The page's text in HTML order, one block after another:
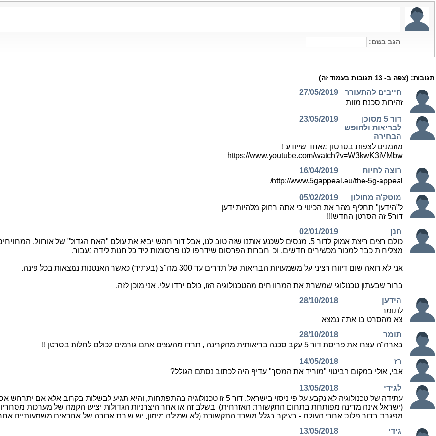
הגב בשם:
תגובות: (צפה ב- 13 תגובות בעמוד זה)
חייבים להתעורר
27/05/2019
זהירות סכנת מוות!
דור 5 מסוכן
לבריאות ולחופש
הבחירה
23/05/2019
מוזמנים לצפות בסרטון מאחד שייודע !
https://www.youtube.com/watch?v=W3kwK3iVMbw
רוצה לחיות
16/04/2019
http://www.5gappeal.eu/the-5g-appeal/
מוטק'ה מחולון
05/02/2019
ל"הידען" תחליף מהר את הכינוי כי אתה רחוק מלהיות ידען
דור5 זה הסרטן החדש!!!
חנן
02/01/2019
כולם רצים ריצת אמוק לדור 5. מנסים לשכנע אותנו שזה טוב לנו, אבל דור חמש יביא את עולם "האח הגדול" של
מצליחות כבר למכור מכשירים חדשים, וכן חברות הפרסום שידחפו לנו פרסומות ליד כל חנות לידה נעבור.
אני לא רואה שום דיווח רציני על משמעויות הבריאות של תדרים עד 300 מה"צ (בעתיד) כאשר האנטנות נמצאות בכל פינה.
ברור שבעתון טכנולוגי שמשרת את המרוויחים מהטכנולוגיה הזו, כולם ירדו עלי. אני מוכן לזה.
הידען
28/10/2018
לתומר
צא מהסרט בו אתה נמצא
תומר
28/10/2018
בארה"ה עצרו את פריסת דור 5 עקב סכנה בריאותית מהקרינה , תרדו מהעצים אתם גורמים לכולם לחלות בסרטן !!
רז
14/05/2018
אבי, אולי במקום הביטוי "מוריד את המסך" עדיף היה לכתוב נסתם הגולל?
לגידי
13/05/2018
עתידה של טכנולוגיה לא נקבע על פי ניסוי בישראל. דור 5 זו טכנולוגיה בהתפתחות, והיא תגיע
(ישראל אינה מדינה מפותחת בתחום התקשורת האזרחית). בשלב זה או אחר היצרניות הגדולות יציעו הקמה של מערכות
מפגרת בדור פלוס אחרי העולם - בעיקר בגלל משרד התקשורת (לא שמילה מימון, יש שורת ארוכה של אחראים משמעותיים
גידי
13/05/2018